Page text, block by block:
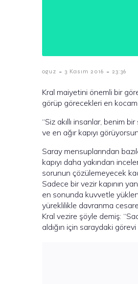
oguz - 3 Kasım 2016 - 23:36
Kral maiyetini önemli bir
görüp görecekleri en
“Siz akıllı insanlar, benim
ve en ağır kapıyı
Saray mensuplarından
kapıyı daha yakından
sorunun çözülemeyecek
Sadece bir vezir kapının
en sonunda kuvvetle
yüreklilikle davranma
Kral vezire şöyle demiş:
aldığın için saraydaki görevi